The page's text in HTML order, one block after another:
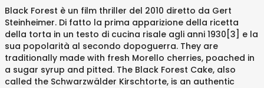
Black Forest è un film thriller del 2010 diretto da Gert
Steinheimer. Di fatto la prima apparizione della ricetta
della torta in un testo di cucina risale agli anni 1930[3] e la
sua popolarità al secondo dopoguerra. They are
traditionally made with fresh Morello cherries, poached in
a sugar syrup and pitted. The Black Forest Cake, also
called the Schwarzwälder Kirschtorte, is an authentic